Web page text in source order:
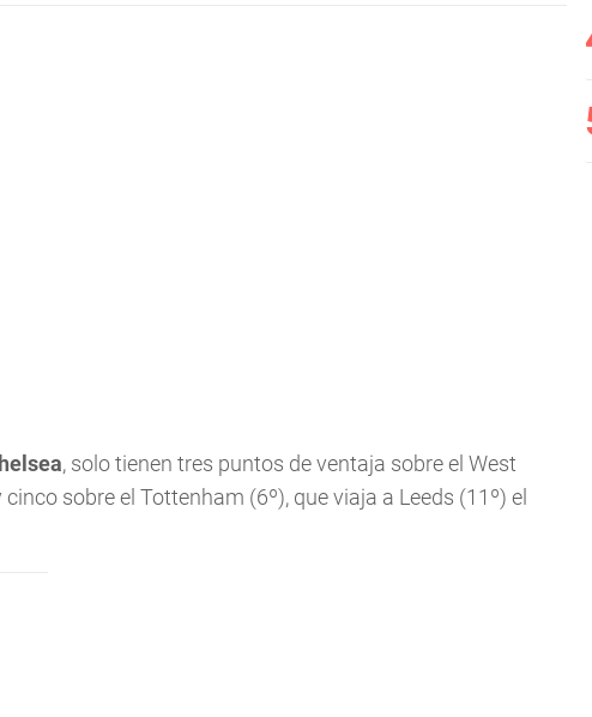
, solo tienen tres puntos de ventaja sobre el West
sobre el Tottenham (6º), que viaja a Leeds (11º) el